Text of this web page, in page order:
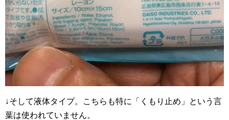
↓そして液体タイプ。こちらも特に「くもり止め」という言
葉は使われていません。